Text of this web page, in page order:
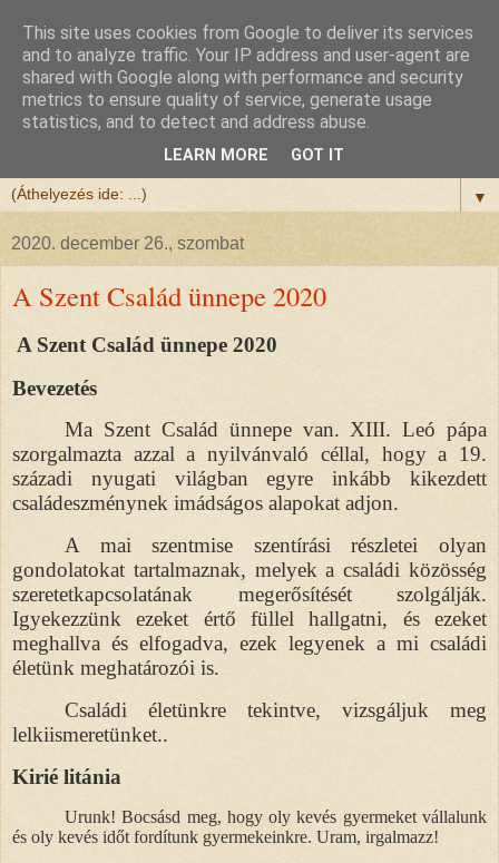
Félix atya
Szeretettel köszöntöm a honlapomra ellátogatót.
▼
2020. december 26., szombat
A Szent Család ünnepe 2020
A Szent Család ünnepe 2020
Bevezetés
Ma Szent Család ünnepe van. XIII. Leó pápa
szorgalmazta azzal a nyilvánvaló céllal, hogy a 19.
századi nyugati világban egyre inkább kikezdett
családeszménynek imádságos alapokat adjon.
A mai szentmise szentírási részletei olyan
gondolatokat tartalmaznak, melyek a családi közösség
szeretetkapcsolatának megerősítését szolgálják.
Igyekezzünk ezeket értő füllel hallgatni, és ezeket
meghallva és elfogadva, ezek legyenek a mi családi
életünk meghatározói is.
Családi életünkre tekintve, vizsgáljuk meg
lelkiismeretünket..
Kirié litánia
Urunk! Bocsásd meg, hogy oly kevés gyermeket vállalunk
és oly kevés időt fordítunk gyermekeinkre. Uram, irgalmazz!
This site uses cookies from Google to deliver its services
and to analyze traffic. Your IP address and user-agent are
shared with Google along with performance and security
metrics to ensure quality of service, generate usage
statistics, and to detect and address abuse.
LEARN MORE GOT IT